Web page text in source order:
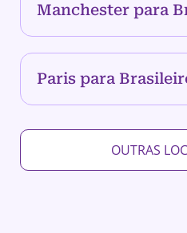
Manchester para
Paris para
OUTRAS